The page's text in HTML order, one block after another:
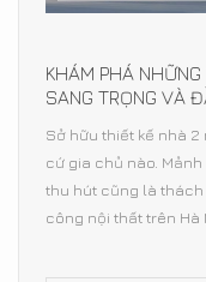
KHÁM PHÁ
SANG TRỌNG VÀ
Sở hữu thiết kế nhà
cứ gia chủ nào.
thu hút cũng là thách
công nội thất trên Hà